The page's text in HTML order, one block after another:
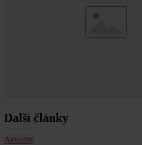
Další články
Aktuality